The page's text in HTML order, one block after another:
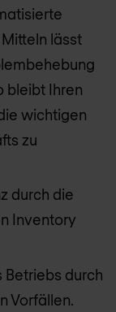
lässt
bleibt Ihren
wichtigen
zu
durch die
Inventory
Betriebs durch
Vorfällen.